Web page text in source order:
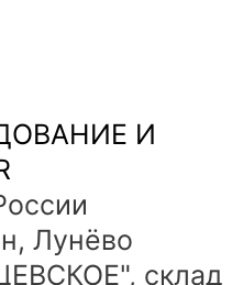
И
Лунёво
склад